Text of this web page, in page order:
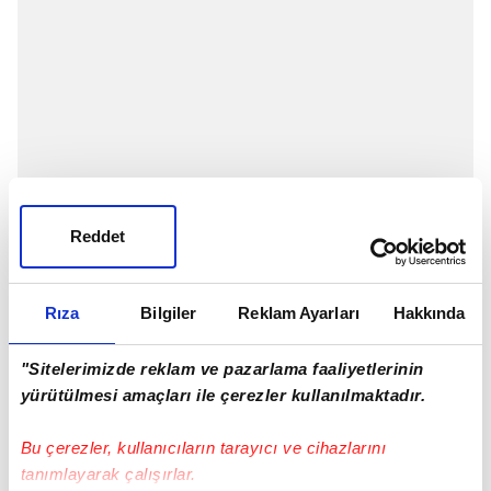
Rıza Bilgiler Reklam Ayarları Hakkında
"Sitelerimizde reklam ve pazarlama faaliyetlerinin
yürütülmesi amaçları ile çerezler kullanılmaktadır.
Bu çerezler, kullanıcıların tarayıcı ve cihazlarını
tanımlayarak çalışırlar.
Reddet